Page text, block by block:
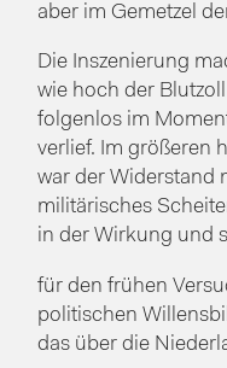
aber im Gemetzel
Die Inszenierung
wie hoch der
folgenlos im
verlief. Im größeren
war der Widerstand
militärisches
in der Wirkung und
für den frühen
politischen
das über die